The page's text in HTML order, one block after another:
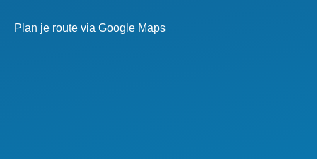
Plan je route via Google Maps